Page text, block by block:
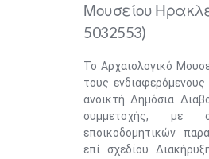
Μουσείου
5032553)
Το Αρχαιολογικό
τους
ανοικτή Δημόσια
συμμετοχής, με
εποικοδομητικών
επί σχεδίου